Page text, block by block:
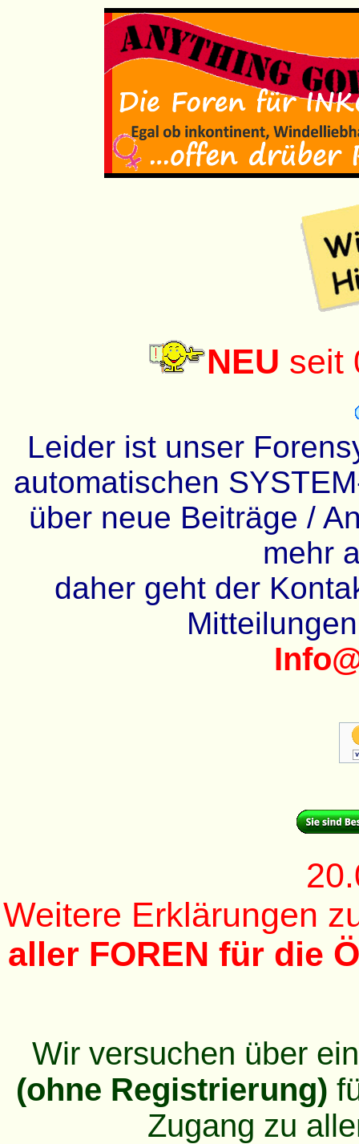
NEU seit
Leider ist unser
automatischen
über neue Beiträge /
mehr
daher geht der
Weitere Erklärungen
aller FOREN für die
Wir versuchen über
(ohne Registrierung)
Zugang zu